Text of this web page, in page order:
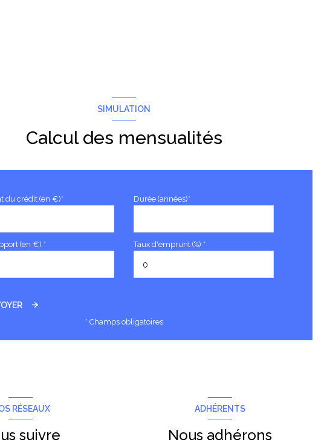
SIMULATION
Calcul des mensualités
du crédit (en €)* Durée (années)*
(en €) * Taux d'emprunt (%) *
* Champs obligatoires
RÉSEAUX
suivre
ADHÉRENTS
Nous adhérons